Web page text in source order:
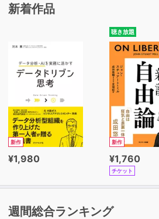
新着作品
新作
¥1,980
聴き放題
新作
¥1,760
チケット
週間総合ランキング